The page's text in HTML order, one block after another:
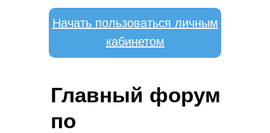
Начать пользоваться личным
кабинетом
Главный форум
по